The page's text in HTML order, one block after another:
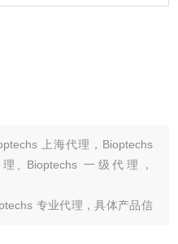
上海代理，Bioptechs
, Bioptechs 一级代理，
专业代理，具体产品信